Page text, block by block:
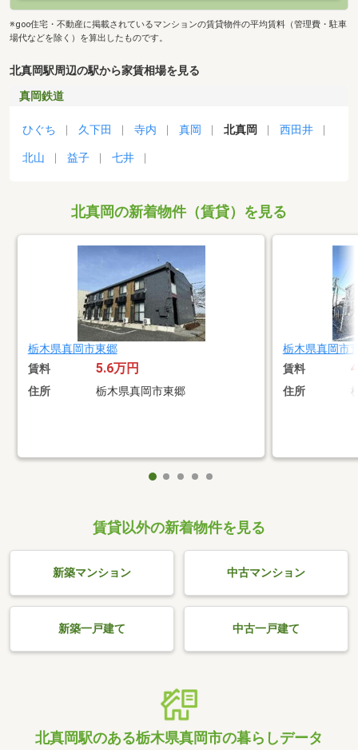
※goo住宅・不動産に掲載されているマンションの賃貸物件の平均賃料（管理費・駐車
場代などを除く）を算出したものです。
北真岡駅周辺の駅から家賃相場を見る
真岡鉄道
ひぐち 久下田 寺内 真岡 北真岡 西田井
北山 益子 七井
北真岡の新着物件（賃貸）を見る
栃木県真岡市東郷
賃料 5.6万円
住所 栃木県真岡市東郷
栃木県真岡市
賃料
住所
賃貸以外の新着物件を見る
新築マンション 中古マンション
新築一戸建て 中古一戸建て
北真岡駅のある栃木県真岡市の暮らしデータ